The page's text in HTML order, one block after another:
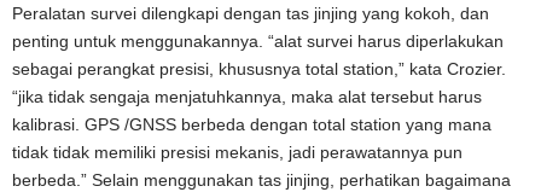
Peralatan survei dilengkapi dengan tas jinjing yang kokoh, dan
penting untuk menggunakannya. “alat survei harus diperlakukan
sebagai perangkat presisi, khususnya total station,” kata Crozier.
“jika tidak sengaja menjatuhkannya, maka alat tersebut harus
kalibrasi. GPS /GNSS berbeda dengan total station yang mana
tidak tidak memiliki presisi mekanis, jadi perawatannya pun
berbeda.” Selain menggunakan tas jinjing, perhatikan bagaimana